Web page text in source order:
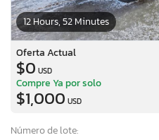
12 Hours, 52 Minutes
Oferta Actual
$0 USD
Compre Ya por solo
$1,000 USD
Número de lote: